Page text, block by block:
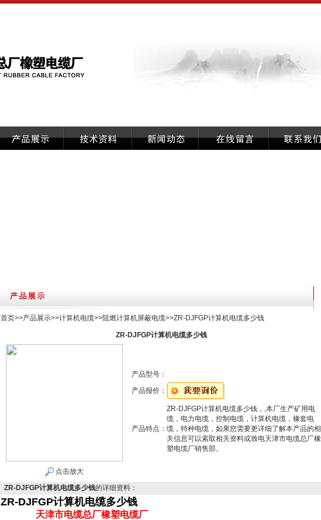
首页>>产品展示>>计算机电缆>>阻燃计算机屏蔽电缆>>ZR-DJFGP计算机电缆多少钱
ZR-DJFGP计算机电缆多少钱
点击放大
产品型号：
产品报价：
产品特点：
ZR-DJFGP计算机电缆多少钱，,本厂生产矿用电
缆，电力电缆，控制电缆，计算机电缆，橡套电
缆，特种电缆，如果您需要更详细了解本产品的相
关信息可以索取相关资料或致电天津市电缆总厂橡
塑电缆厂销售部。
ZR-DJFGP计算机电缆多少钱的详细资料：
ZR-DJFGP计算机电缆多少钱
天津市电缆总厂橡塑电缆厂